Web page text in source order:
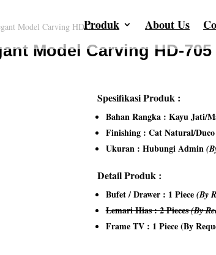
Produk About Us
Model Carving HD-705
Model Carving HD-705
Spesifikasi Produk :
Bahan Rangka : Kayu Jati/
Finishing : Cat Natural/
Ukuran : Hubungi Admin
Detail Produk :
Bufet / Drawer : 1 Piece (By
Lemari Hias : 2 Pieces(By
Frame TV : 1 Piece (By